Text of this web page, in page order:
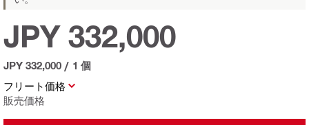
フリート価格
販売価格
JPY 332,000
JPY 332,000 / 1 個